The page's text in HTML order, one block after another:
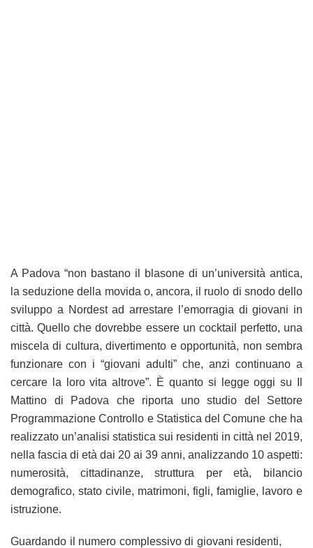
A Padova “non bastano il blasone di un’università antica,
la seduzione della movida o, ancora, il ruolo di snodo dello
sviluppo a Nordest ad arrestare l’emorragia di giovani in
città. Quello che dovrebbe essere un cocktail perfetto, una
miscela di cultura, divertimento e opportunità, non sembra
funzionare con i “giovani adulti” che, anzi continuano a
cercare la loro vita altrove”. È quanto si legge oggi su Il
Mattino di Padova che riporta uno studio del Settore
Programmazione Controllo e Statistica del Comune che ha
realizzato un’analisi statistica sui residenti in città nel 2019,
nella fascia di età dai 20 ai 39 anni, analizzando 10 aspetti:
numerosità, cittadinanze, struttura per età, bilancio
demografico, stato civile, matrimoni, figli, famiglie, lavoro e
istruzione.
Guardando il numero complessivo di giovani residenti,